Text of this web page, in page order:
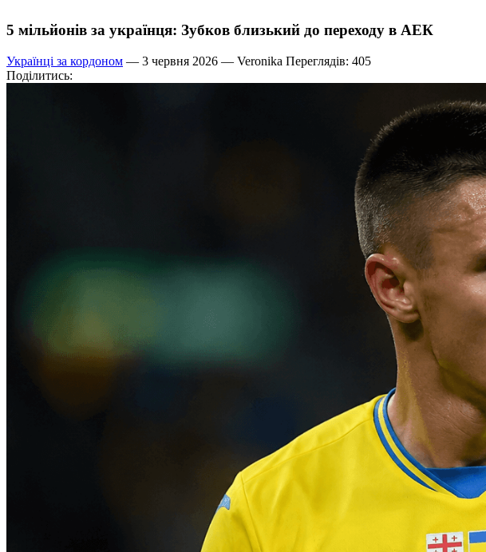
5 мільйонів за українця: Зубков близький до переходу в АЕК
Українці за кордоном — 3 червня 2026 — Veronika Переглядів: 405
Поділитись: